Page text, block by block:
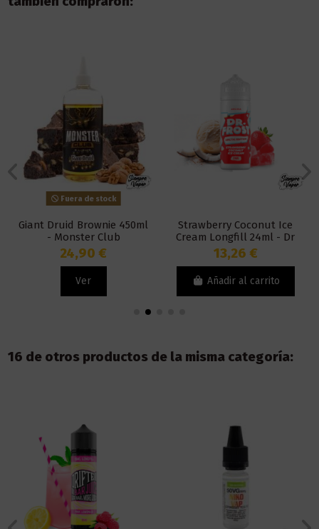
Fuera de stock
Giant Druid Brownie 450ml
- Monster Club
24,90 €
Ver
Strawberry Coconut Ice
Cream Longfill 24ml - Dr
Frost
13,26 €
Añadir al carrito
16 de otros productos de la misma categoría: